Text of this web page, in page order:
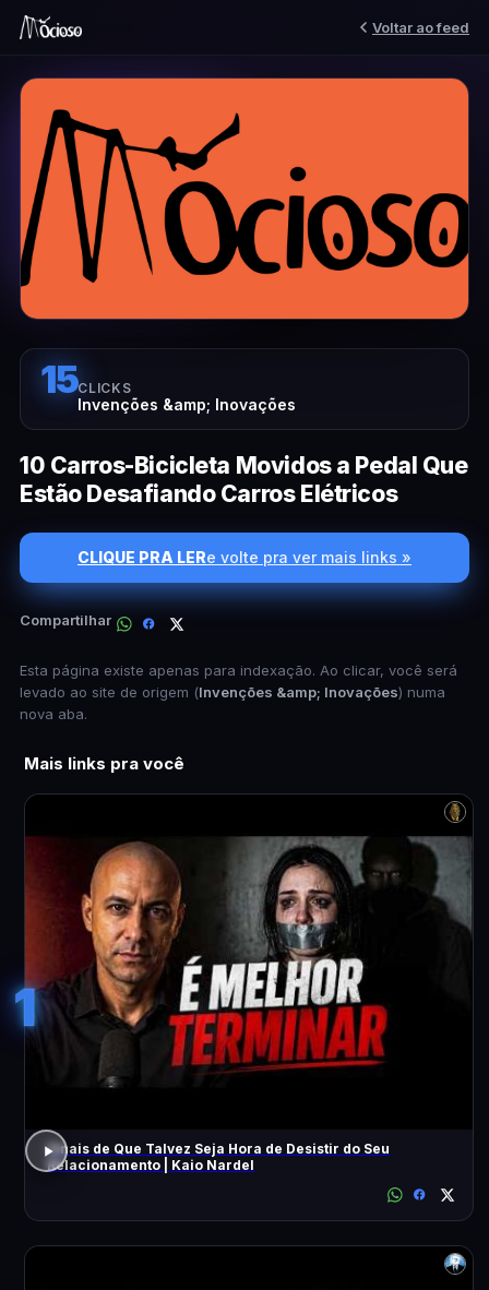
Voltar ao feed
15CLICKS
Invenções &amp; Inovações
10 Carros-Bicicleta Movidos a Pedal Que
Estão Desafiando Carros Elétricos
CLIQUE PRA LERe volte pra ver mais links »
Compartilhar
Esta página existe apenas para indexação. Ao clicar, você será
levado ao site de origem (Invenções &amp; Inovações) numa
nova aba.
Mais links pra você
1
Sinais de Que Talvez Seja Hora de Desistir do Seu
Relacionamento | Kaio Nardel